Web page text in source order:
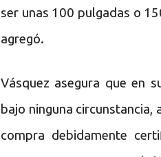
ser unas 100 pulgadas o
agregó.
Vásquez asegura que en
bajo ninguna
compra debidamente